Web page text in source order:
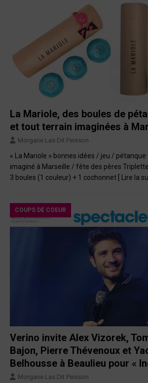
La Mariole, des boules de
et tout terrain imaginées à
Morgane Las Dit Peisson
« La Mariole » bonnes idées / jeu /
imaginé à Marseille / fête des pères
3 boules (1 couleur) + 1 cochonnet
[ Lire la
COUPS DE COEUR
Verino invite Alex Vizorek,
Bajon, Pierre Thévenoux et
Belhousse à Beaulieu pour «
Morgane Las Dit Peisson